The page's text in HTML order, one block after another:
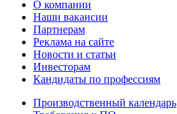
О компании
Наши вакансии
Партнерам
Реклама на сайте
Новости и статьи
Инвесторам
Кандидаты по профессиям
Производственный календарь